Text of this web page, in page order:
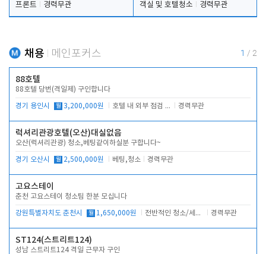
프론트
경력무관
객실 및 호텔청소
경력무관
채용 메인포커스 1 / 2
88호텔
88호텔 당번(격일제) 구인합니다
경기 용인시 월 3,200,000원 호텔 내 외부 점검 및 프런트 운영 경력무관
럭셔리관광호텔(오산)대실없음
오산(럭셔리관광) 청소,베팅같이하실분 구합니다~
경기 오산시 월 2,500,000원 베팅,청소 경력무관
고요스테이
춘천 고요스테이 청소팀 한분 모십니다
강원특별자치도 춘천시 월 1,650,000원 전반적인 청소/세탁업무 경력무관
ST124(스트리트124)
성남 스트리트124 격일 근무자 구인